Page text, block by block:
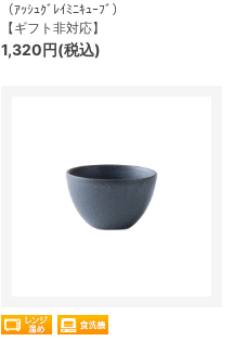
（ｱｯｼｭｸﾞﾚｲﾐﾆｷｭｰﾌﾞ）
【ギフト非対応】
1,320円(税込)